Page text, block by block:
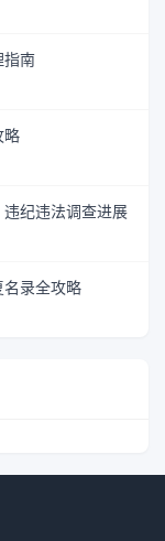
指南
略
纪违法调查进展
录全攻略